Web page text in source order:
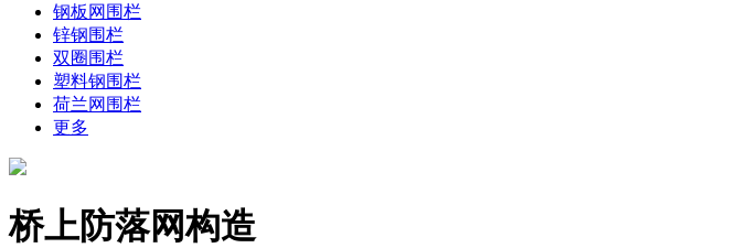
钢板网围栏
锌钢围栏
双圈围栏
塑料钢围栏
荷兰网围栏
更多
桥上防落网构造